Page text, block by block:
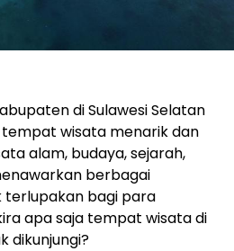
di Sulawesi Selatan
wisata menarik dan
alam, budaya, sejarah,
berbagai
bagi para
apa saja tempat wisata di
dikunjungi?